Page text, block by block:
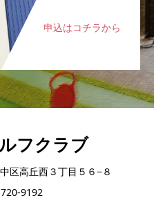
申込はコチラから
フクラブ
区高丘西３丁目５６−８
9192